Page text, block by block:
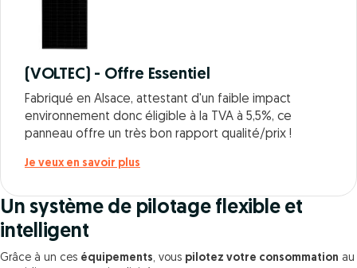
(VOLTEC) - Offre Essentiel
Fabriqué en Alsace, attestant d'un faible impact
environnement donc éligible à la TVA à 5,5%, ce
panneau offre un très bon rapport qualité/prix !
Je veux en savoir plus
Un système de pilotage flexible et
intelligent
Grâce à un ces équipements, vous pilotez votre consommation au